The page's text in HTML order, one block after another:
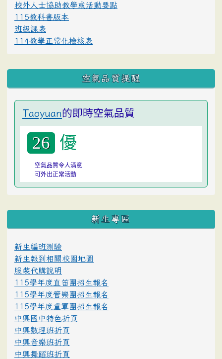
校外人士協助教學或活動要點
115教科書版本
班級課表
114教學正常化檢核表
空氣品質提醒
Taoyuan的即時空氣品質
26 優
空氣品質令人滿意
可外出正常活動
:::
新生專區
新生編班測驗
新生報到相關校園地圖
服裝代購說明
115學年度直笛團招生報名
115學年度管樂團招生報名
115學年度童軍團招生報名
中興國中特色折頁
中興數理班折頁
中興音樂班折頁
中興舞蹈班折頁